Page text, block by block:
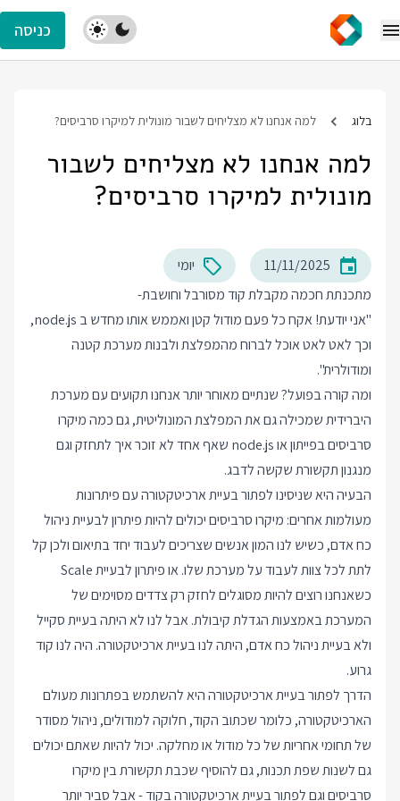
כניסה
בלוג למה אנחנו לא מצליחים לשבור מונולית למיקרו סרביסים?
למה אנחנו לא מצליחים לשבור
מונולית למיקרו סרביסים?
11/11/2025
יומי
מתכנתת חכמה מקבלת קוד מסורבל וחושבת-
"אני יודעת! אקח כל פעם מודול קטן ואממש אותו מחדש ב node.js,
וכך לאט לאט אוכל לברוח מהמפלצת ולבנות מערכת קטנה
ומודולרית".
ומה קורה בפועל? שנתיים מאוחר יותר אנחנו תקועים עם מערכת
היברידית שמכילה גם את המפלצת המונוליטית, גם כמה מיקרו
סרביסים בפייתון או node.js שאף אחד לא זוכר איך לתחזק וגם
מנגנון תקשורת שקשה לדבג.
הבעיה היא שניסינו לפתור בעיית ארכיטקטורה עם פיתרונות
מעולמות אחרים: מיקרו סרביסים יכולים להיות פיתרון לבעיית ניהול
כח אדם, כשיש לנו המון אנשים שצריכים לעבוד יחד בתיאום ולכן קל
לתת לכל צוות לעבוד על מערכת שלו. או פיתרון לבעיית Scale
כשאנחנו רוצים להיות מסוגלים לחזק רק צדדים מסוימים של
המערכת באמצעות הגדלת קיבולת. אבל לנו לא היתה בעיית סקייל
ולא בעיית ניהול כח אדם, היתה לנו בעיית ארכיטקטורה. היה לנו קוד
גרוע.
הדרך לפתור בעיית ארכיטקטורה היא להשתמש בפתרונות מעולם
הארכיטקטורה, כלומר שכתוב הקוד, חלוקה למודולים, ניהול מסודר
של תחומי אחריות של כל מודול או מחלקה. יכול להיות שאתם יכולים
גם לשנות שפת תכנות, גם להוסיף שכבת תקשורת בין מיקרו
סרביסים וגם לפתור בעיית ארכיטקטורה בקוד - אבל סביר יותר